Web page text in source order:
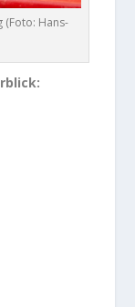
(Foto: Hans-